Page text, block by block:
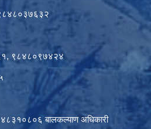
९८४८०९७४२४
बालकल्याण अधिकारी